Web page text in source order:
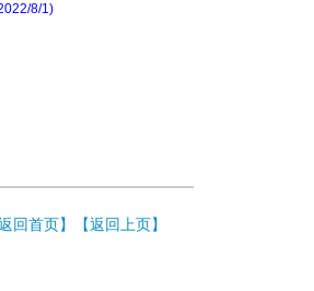
8/1)
回首页】【返回上页】